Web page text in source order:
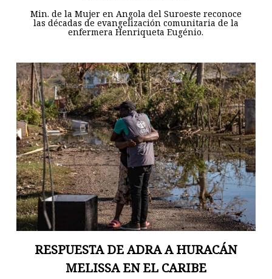
Min. de la Mujer en Angola del Suroeste reconoce
las décadas de evangelización comunitaria de la
enfermera Henriqueta Eugénio.
RESPUESTA DE ADRA A HURACÁN
MELISSA EN EL CARIBE